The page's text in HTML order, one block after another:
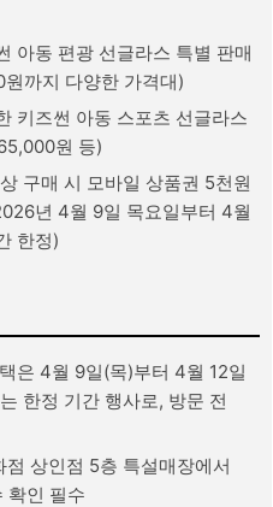
아동 편광 선글라스 특별 판매
까지 다양한 가격대)
키즈썬 아동 스포츠 선글라스
원 등)
구매 시 모바일 상품권 5천원
년 4월 9일 목요일부터 4월
한정)
은 4월 9일(목)부터 4월 12일
한정 기간 행사로, 방문 전
상인점 5층 특설매장에서
확인 필수